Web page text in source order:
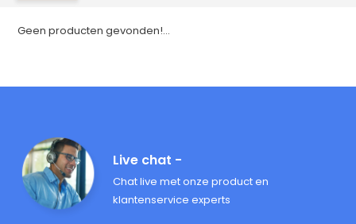
Geen producten gevonden!...
Live chat -
Chat live met onze product en
klantenservice experts